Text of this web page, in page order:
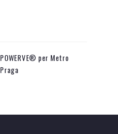
POWERVE® per Metro
Praga